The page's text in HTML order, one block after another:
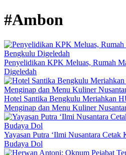
#Ambon
Penyelidikan KPK Meluas, Rumah
Digeledah
Hotel Santika Bengkulu Meriahkan
Menginap dan Menu Kuliner
Yayasan Putra ‘Ilmi Nusantara
Budaya Dol